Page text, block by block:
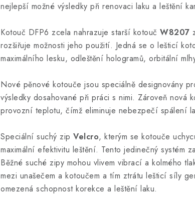
nejlepší možné výsledky při renovaci laku a leštění
Kotouč DFP6 zcela nahrazuje starší kotouč W8207
rozšiřuje možnosti jeho použití. Jedná se o lešticí
maximálního lesku, odleštění hologramů, orbitální
Nové pěnové kotouče jsou speciálně designovány
výsledky dosahované při práci s nimi. Zároveň nová
provozní teplotu, čímž eliminuje nebezpečí spálení
Speciální suchý zip Velcro, kterým se kotouče
maximální efektivitu leštění. Tento jedinečný systém
Běžné suché zipy mohou vlivem vibrací a kolmého
mezi unašečem a kotoučem a tím ztrátu lešticí síly
omezená schopnost korekce a leštění laku.